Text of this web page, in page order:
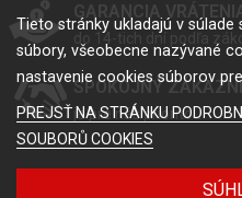
Tieto stránky ukladajú v
súbory, všeobecne nazývané
nastavenie cookies súborov
PREJSŤ NA STRÁNKU
SOUBORŮ COOKIES
GARANCIA
do 14-tich dní podľa
SPOKOJNÝ
je pre nás prioritou
Created by